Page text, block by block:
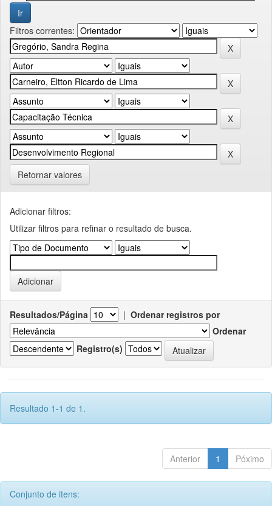
Filtros correntes:
Retornar valores
Adicionar filtros:
Utilizar filtros para refinar o resultado de busca.
Resultados/Página | Ordenar registros por
Ordenar
Registro(s)
Resultado 1-1 de 1.
Anterior 1 Póximo
Conjunto de itens: